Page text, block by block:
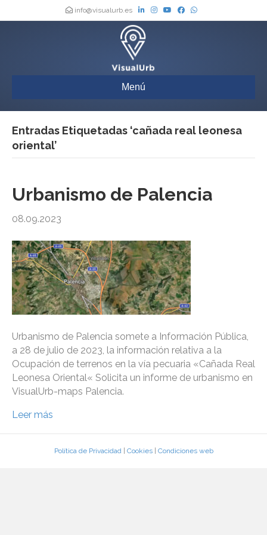
info@visualurb.es
Menú
Entradas Etiquetadas ‘cañada real leonesa
oriental’
Urbanismo de Palencia
08.09.2023
Urbanismo de Palencia somete a Información Pública,
a 28 de julio de 2023, la información relativa a la
Ocupación de terrenos en la vía pecuaria «Cañada Real
Leonesa Oriental« Solicita un informe de urbanismo en
VisualUrb-maps Palencia.
Leer más
Política de Privacidad| Cookies| Condiciones web